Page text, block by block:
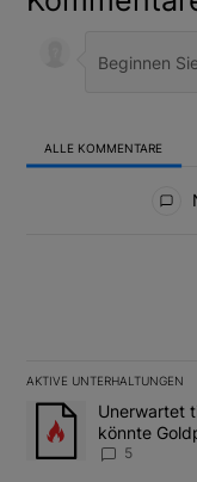
ALLE KOMMENTARE
AKTIVE UNTERHALTUNGEN
Das Folgende ist
Ein Trendartikel mit
Unerwartet
könnte
5